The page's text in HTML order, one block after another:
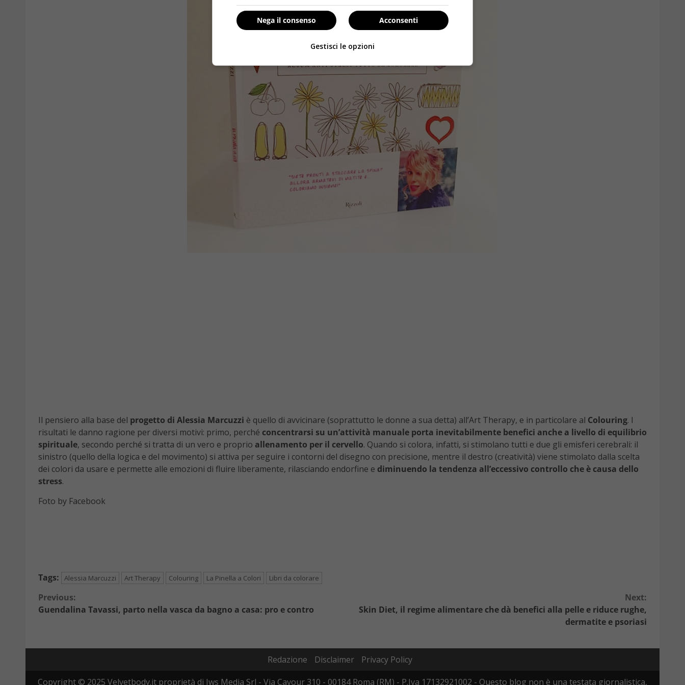
Il pensiero alla base del progetto di Alessia Marcuzzi è quello di avvicinare (soprattutto le donne a sua detta) all’Art Therapy, e in particolare al Colouring. I
risultati le danno ragione per diversi motivi: primo, perché concentrarsi su un’attività manuale porta inevitabilmente benefici anche a livello di equilibrio
spirituale, secondo perché si tratta di un vero e proprio allenamento per il cervello. Quando si colora, infatti, si stimolano tutti e due gli emisferi cerebrali: il
sinistro (quello della logica e del movimento) si attiva per seguire i contorni del disegno con precisione, mentre il destro (creatività) viene stimolato dalla scelta
dei colori da usare e permette alle emozioni di fluire liberamente, rilasciando endorfine e diminuendo la tendenza all’eccessivo controllo che è causa dello
stress.
Foto by Facebook
Tags: Alessia Marcuzzi Art Therapy Colouring La Pinella a Colori Libri da colorare
Continue
Previous:
Guendalina Tavassi, parto nella vasca da bagno a casa: pro e contro
Next:
Skin Diet, il regime alimentare che dà benefici alla pelle e riduce rughe,
dermatite e psoriasi
Redazione Disclaimer
Privacy Policy
Copyright © 2025 Velvetbody.it proprietà di Jws Media Srl - Via Cavour 310 - 00184 Roma (RM) - P.Iva 17132921002 - Questo blog non è una testata giornalistica,
Acconsenti
Nega il consenso
Gestisci le opzioni